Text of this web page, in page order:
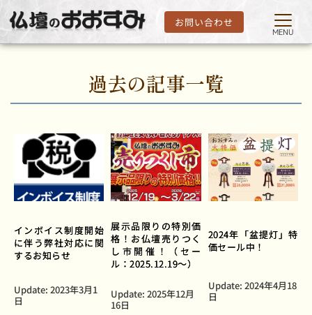
お問い合わせ
MENU
過去の記事一覧
インボイス制度開始
に伴う弊社対応に関
するお知らせ
Update: 2023年3月1
日
展示品限りの特別価
格！お仏壇売りつく
し市開催！（セー
ル：2025.12.19～）
Update: 2025年12月
16日
2024年「盆提灯」特
価セール中！
Update: 2024年4月18
日